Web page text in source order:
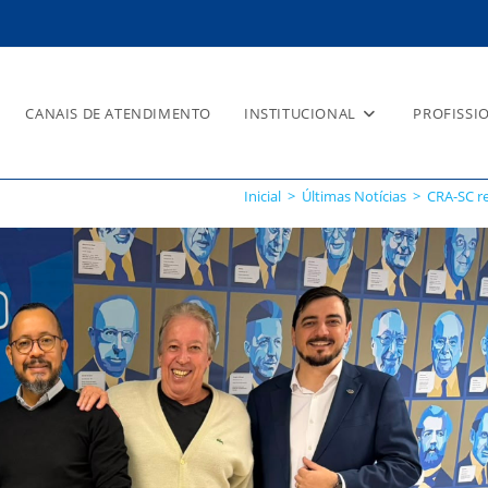
CANAIS DE ATENDIMENTO INSTITUCIONAL
Inicial > Últimas Notícias > CRA-SC